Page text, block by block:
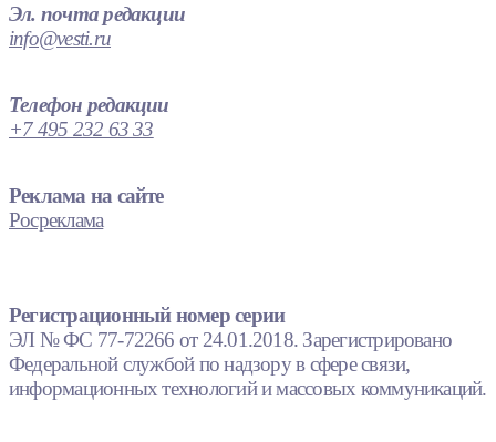
Эл. почта редакции
info@vesti.ru
Телефон редакции
+7 495 232 63 33
Реклама на сайте
Росреклама
Регистрационный номер серии
ЭЛ № ФС 77-72266 от 24.01.2018. Зарегистрировано
Федеральной службой по надзору в сфере связи,
информационных технологий и массовых коммуникаций.